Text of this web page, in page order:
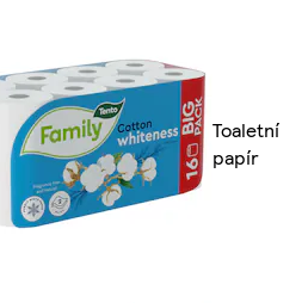
Toaletní
papír